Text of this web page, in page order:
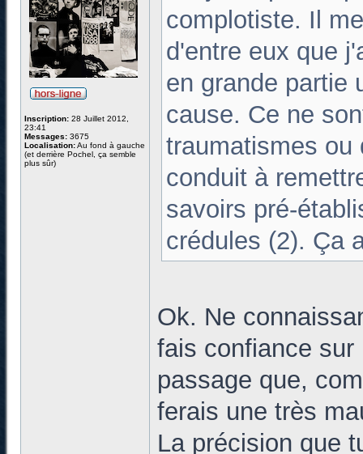
Inscription: 28 Juillet 2012,
23:41
Messages: 3675
Localisation:Au fond à gauche
(et derrière Pochel, ça semble
plus sûr)
complotiste. Il
d'entre eux que
en grande partie
cause. Ce ne
traumatismes ou
conduit à
savoirs pré-
crédules (2). Ça
Ok. Ne
fais confiance
passage que,
ferais une très
La précision que